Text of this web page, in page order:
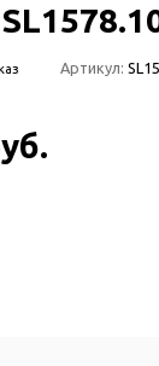
Артикул: